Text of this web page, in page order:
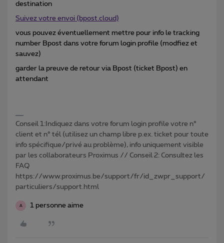
destination
Suivez votre envoi (bpost.cloud)
vous pouvez éventuellement mettre pour info le tracking
number Bpost dans votre forum login profile (modfiez et
sauvez)
garder la preuve de retour via Bpost (ticket Bpost) en
attendant
Conseil 1:Indiquez dans votre forum login profile votre n°
client et n° tél (utilisez un champ libre p.ex. ticket pour toute
info spécifique/privé au problème), info uniquement visible
par les collaborateurs Proximus // Conseil 2: Consultez les
FAQ
https://www.proximus.be/support/fr/id_zwpr_support/
particuliers/support.html
A 1 personne aime